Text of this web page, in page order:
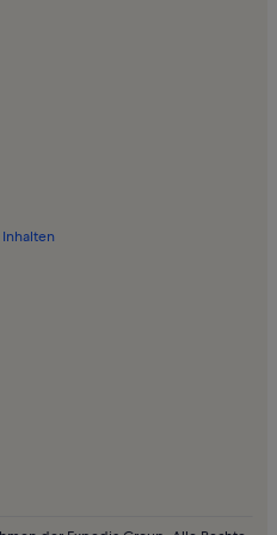
Zentrum Rügen
und DDR-Museum Prora
Baabe
Sellin
Prora